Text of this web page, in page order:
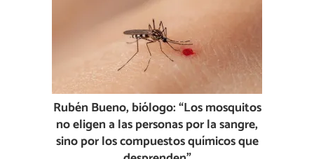
Rubén Bueno, biólogo: “Los mosquitos
no eligen a las personas por la sangre,
sino por los compuestos químicos que